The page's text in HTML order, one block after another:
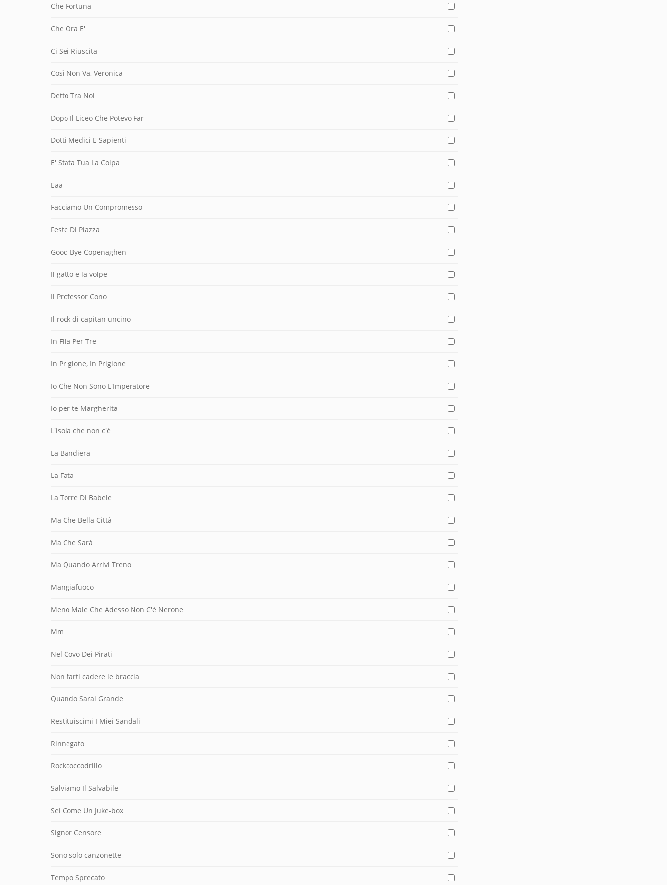
Che Fortuna
Che Ora E'
Ci Sei Riuscita
Così Non Va, Veronica
Detto Tra Noi
Dopo Il Liceo Che Potevo Far
Dotti Medici E Sapienti
E' Stata Tua La Colpa
Eaa
Facciamo Un Compromesso
Feste Di Piazza
Good Bye Copenaghen
Il gatto e la volpe
Il Professor Cono
Il rock di capitan uncino
In Fila Per Tre
In Prigione, In Prigione
Io Che Non Sono L'Imperatore
Io per te Margherita
L'isola che non c'è
La Bandiera
La Fata
La Torre Di Babele
Ma Che Bella Città
Ma Che Sarà
Ma Quando Arrivi Treno
Mangiafuoco
Meno Male Che Adesso Non C'è Nerone
Mm
Nel Covo Dei Pirati
Non farti cadere le braccia
Quando Sarai Grande
Restituiscimi I Miei Sandali
Rinnegato
Rockcoccodrillo
Salviamo Il Salvabile
Sei Come Un Juke-box
Signor Censore
Sono solo canzonette
Tempo Sprecato